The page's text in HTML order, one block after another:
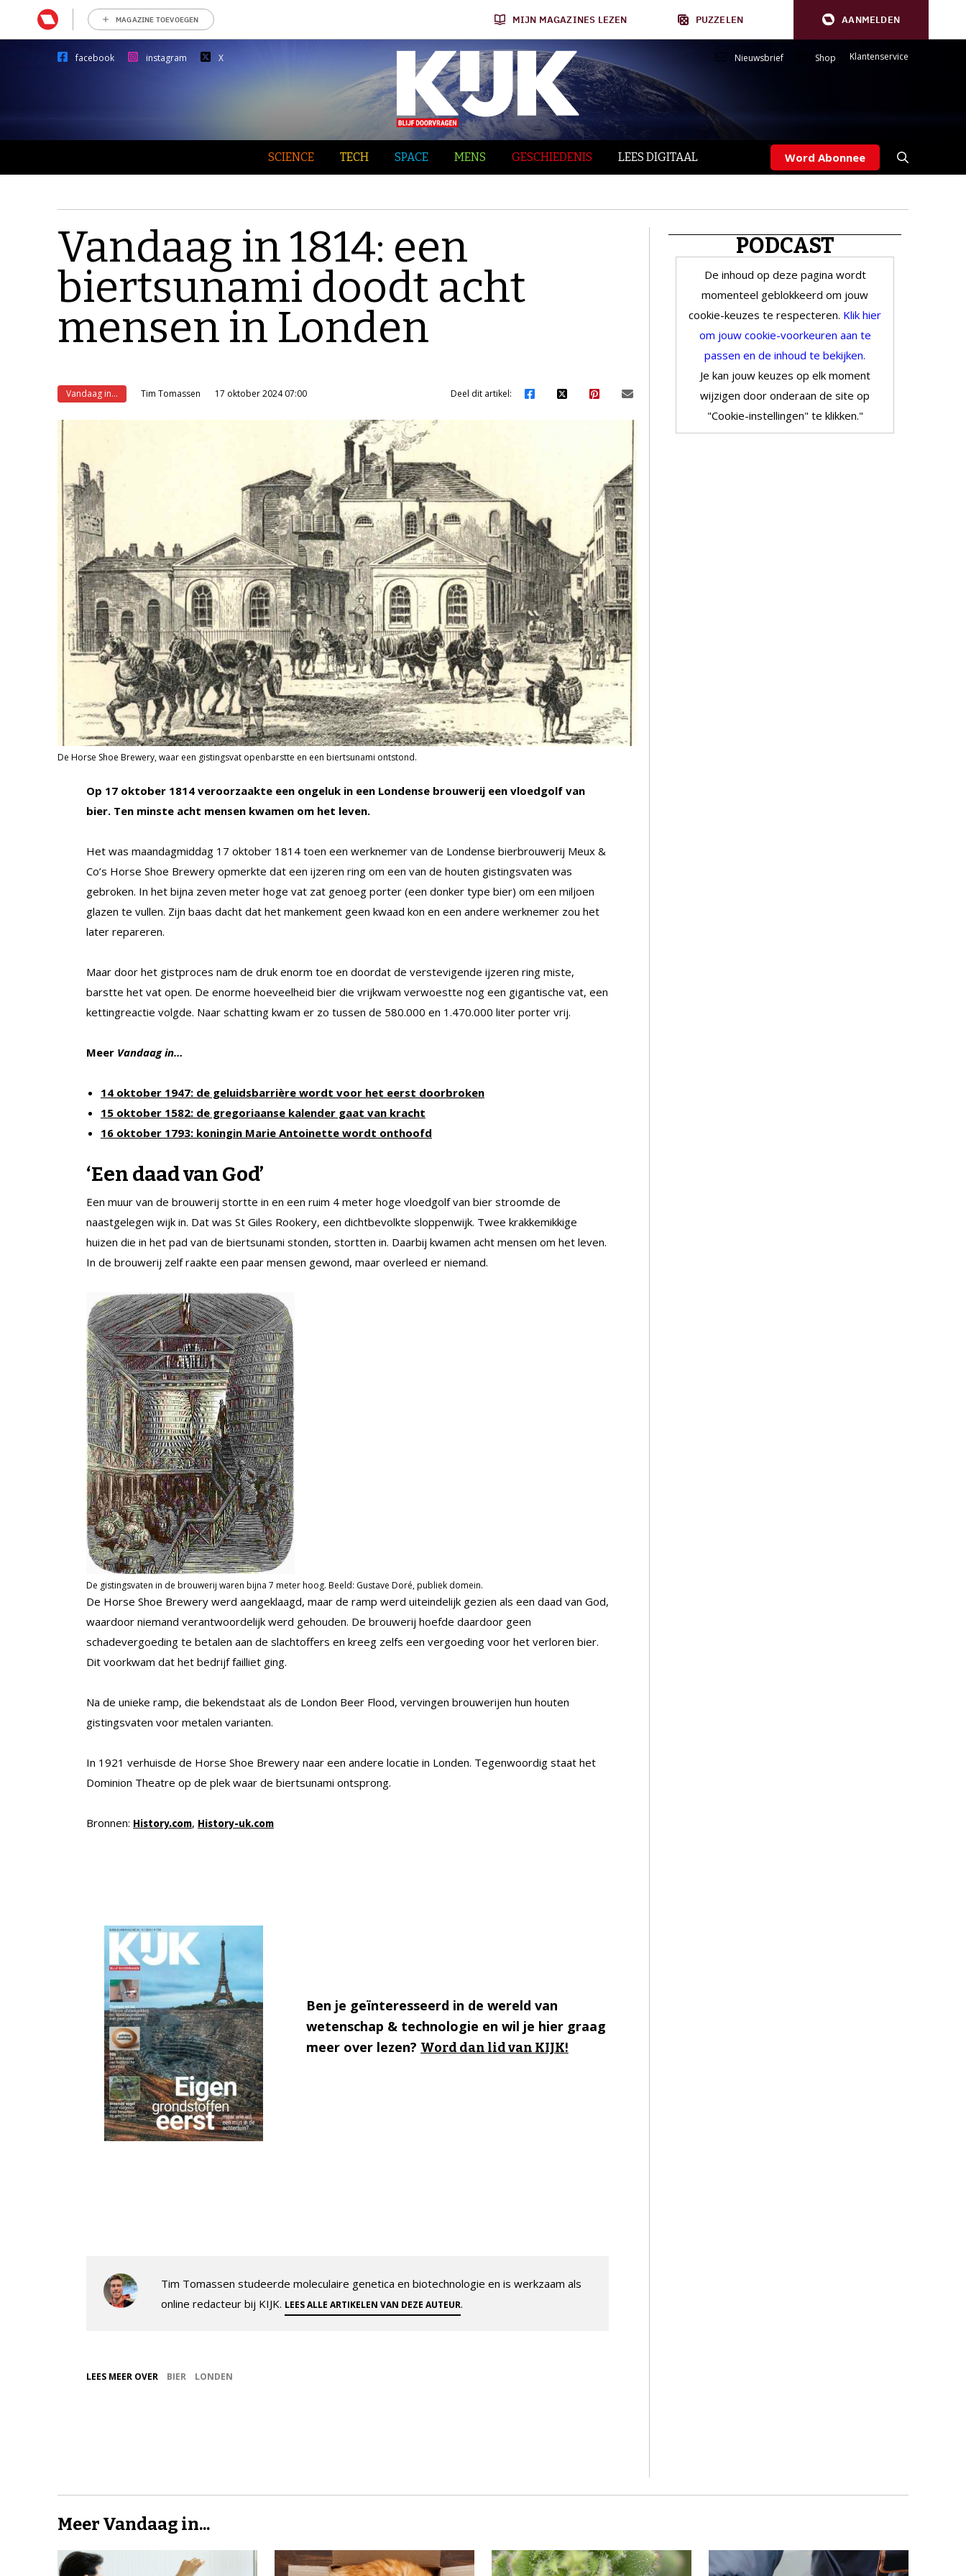
MAGAZINE TOEVOEGEN MIJN MAGAZINES LEZEN PUZZELEN AANMELDEN
facebook instagram X Nieuwsbrief Shop Klantenservice
SCIENCE TECH SPACE MENS GESCHIEDENIS LEES DIGITAAL Word Abonnee
Vandaag in 1814: een
biertsunami doodt acht
mensen in Londen
Vandaag in... Tim Tomassen 17 oktober 2024 07:00 Deel dit artikel:
De Horse Shoe Brewery, waar een gistingsvat openbarstte en een biertsunami ontstond.
Op 17 oktober 1814 veroorzaakte een ongeluk in een Londense brouwerij een vloedgolf van
bier. Ten minste acht mensen kwamen om het leven.
Het was maandagmiddag 17 oktober 1814 toen een werknemer van de Londense bierbrouwerij Meux &
Co’s Horse Shoe Brewery opmerkte dat een ijzeren ring om een van de houten gistingsvaten was
gebroken. In het bijna zeven meter hoge vat zat genoeg porter (een donker type bier) om een miljoen
glazen te vullen. Zijn baas dacht dat het mankement geen kwaad kon en een andere werknemer zou het
later repareren.
Maar door het gistproces nam de druk enorm toe en doordat de verstevigende ijzeren ring miste,
barstte het vat open. De enorme hoeveelheid bier die vrijkwam verwoestte nog een gigantische vat, een
kettingreactie volgde. Naar schatting kwam er zo tussen de 580.000 en 1.470.000 liter porter vrij.
Meer Vandaag in…
14 oktober 1947: de geluidsbarrière wordt voor het eerst doorbroken
15 oktober 1582: de gregoriaanse kalender gaat van kracht
16 oktober 1793: koningin Marie Antoinette wordt onthoofd
‘Een daad van God’
Een muur van de brouwerij stortte in en een ruim 4 meter hoge vloedgolf van bier stroomde de
naastgelegen wijk in. Dat was St Giles Rookery, een dichtbevolkte sloppenwijk. Twee krakkemikkige
huizen die in het pad van de biertsunami stonden, stortten in. Daarbij kwamen acht mensen om het leven.
In de brouwerij zelf raakte een paar mensen gewond, maar overleed er niemand.
De gistingsvaten in de brouwerij waren bijna 7 meter hoog. Beeld: Gustave Doré, publiek domein.
De Horse Shoe Brewery werd aangeklaagd, maar de ramp werd uiteindelijk gezien als een daad van God,
waardoor niemand verantwoordelijk werd gehouden. De brouwerij hoefde daardoor geen
schadevergoeding te betalen aan de slachtoffers en kreeg zelfs een vergoeding voor het verloren bier.
Dit voorkwam dat het bedrijf failliet ging.
Na de unieke ramp, die bekendstaat als de London Beer Flood, vervingen brouwerijen hun houten
gistingsvaten voor metalen varianten.
In 1921 verhuisde de Horse Shoe Brewery naar een andere locatie in Londen. Tegenwoordig staat het
Dominion Theatre op de plek waar de biertsunami ontsprong.
Bronnen: History.com, History-uk.com
Ben je geïnteresseerd in de wereld van
wetenschap & technologie en wil je hier graag
meer over lezen? Word dan lid van KIJK!
Tim Tomassen studeerde moleculaire genetica en biotechnologie en is werkzaam als
online redacteur bij KIJK. LEES ALLE ARTIKELEN VAN DEZE AUTEUR.
LEES MEER OVER BIER LONDEN
PODCAST
De inhoud op deze pagina wordt
momenteel geblokkeerd om jouw
cookie-keuzes te respecteren. Klik hier
om jouw cookie-voorkeuren aan te
passen en de inhoud te bekijken.
Je kan jouw keuzes op elk moment
wijzigen door onderaan de site op
"Cookie-instellingen" te klikken."
Meer Vandaag in...